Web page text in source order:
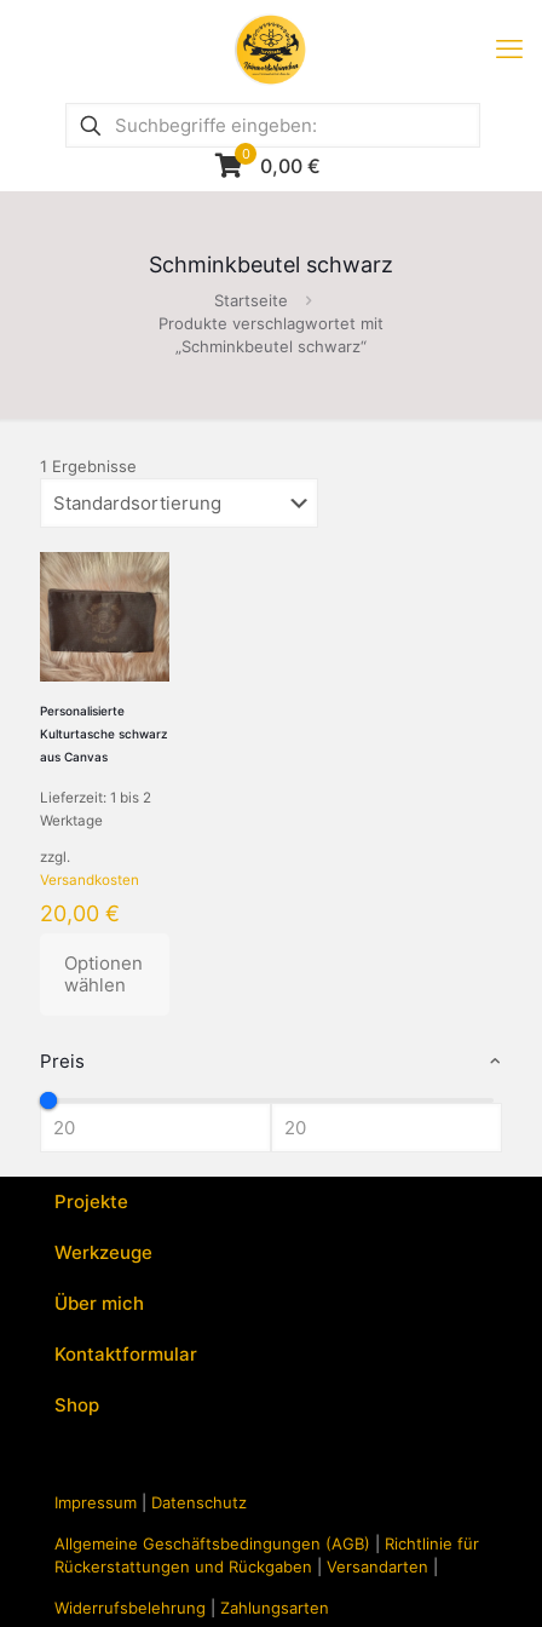
0 0,00 €
Schminkbeutel schwarz
Startseite
Produkte verschlagwortet mit
„Schminkbeutel schwarz“
Preis
1 Ergebnisse
Personalisierte
Kulturtasche schwarz
aus Canvas
Lieferzeit: 1 bis 2
Werktage
zzgl.
Versandkosten
20,00 €
Optionen
wählen
Produkt
mehrere
Varianten
Optionen
können
der
gewählt
Projekte
Werkzeuge
Über mich
Kontaktformular
Shop
Impressum Datenschutz
Allgemeine Geschäftsbedingungen (AGB)
Richtlinie für
Rückerstattungen und Rückgaben
Versandarten
Widerrufsbelehrung Zahlungsarten